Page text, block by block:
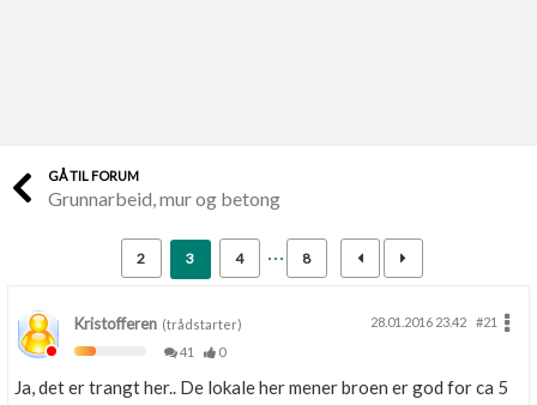
Finn håndverkere
Skaff dokumentasjon som mangler
Kundeservice
GÅ TIL FORUM
Grunnarbeid, mur og betong
2 3 4 8
Kristofferen (trådstarter) 28.01.2016 23.42
#21
41
0
Ja, det er trangt her.. De lokale her mener broen er god for ca 5